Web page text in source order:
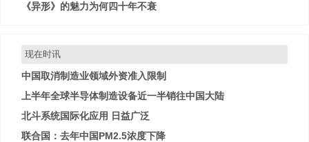
《异形》的魅力为何四十年不衰
现在时讯
中国取消制造业领域外资准入限制
上半年全球半导体制造设备近一半销往中国大陆
北斗系统国际化应用 日益广泛
联合国：去年中国PM2.5浓度下降